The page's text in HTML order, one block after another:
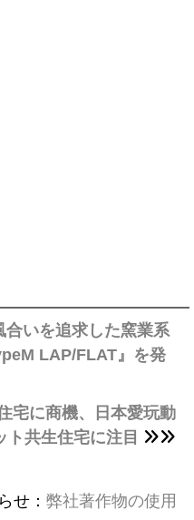
いを追求した窯業系
LAP/FLAT』を発
宅に商機、日本愛玩動
ト共生住宅に注目
せ： 弊社著作物の使用